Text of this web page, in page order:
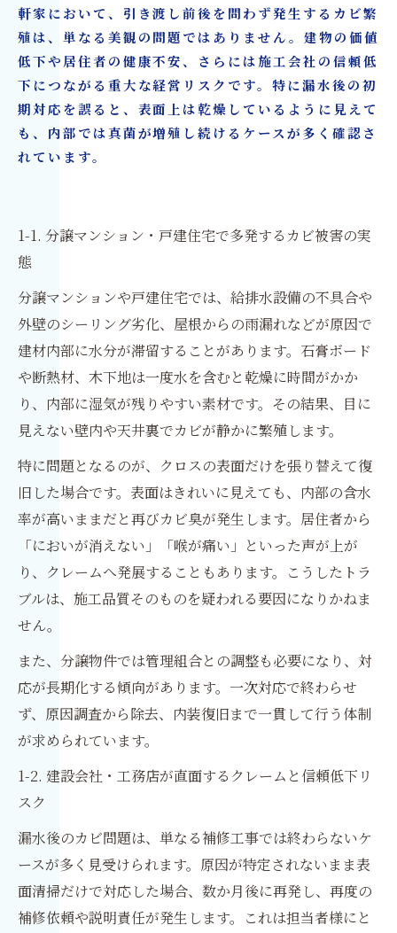
べき対策
10. カビ問題を未然に防ぐための施工フロー改善
カビ取り・カビ対策はカビバスターズ大阪／カ
ビ取リフォーム名古屋/東京
軒家において、引き渡し前後を問わず発生するカビ繁
殖は、単なる美観の問題ではありません。建物の価値
低下や居住者の健康不安、さらには施工会社の信頼低
下につながる重大な経営リスクです。特に漏水後の初
期対応を誤ると、表面上は乾燥しているように見えて
も、内部では真菌が増殖し続けるケースが多く確認さ
れています。
1-1. 分譲マンション・戸建住宅で多発するカビ被害の実
態
分譲マンションや戸建住宅では、給排水設備の不具合や
外壁のシーリング劣化、屋根からの雨漏れなどが原因で
建材内部に水分が滞留することがあります。石膏ボード
や断熱材、木下地は一度水を含むと乾燥に時間がかか
り、内部に湿気が残りやすい素材です。その結果、目に
見えない壁内や天井裏でカビが静かに繁殖します。
特に問題となるのが、クロスの表面だけを張り替えて復
旧した場合です。表面はきれいに見えても、内部の含水
率が高いままだと再びカビ臭が発生します。居住者から
「においが消えない」「喉が痛い」といった声が上が
り、クレームへ発展することもあります。こうしたトラ
ブルは、施工品質そのものを疑われる要因になりかねま
せん。
また、分譲物件では管理組合との調整も必要になり、対
応が長期化する傾向があります。一次対応で終わらせ
ず、原因調査から除去、内装復旧まで一貫して行う体制
が求められています。
1-2. 建設会社・工務店が直面するクレームと信頼低下リ
スク
漏水後のカビ問題は、単なる補修工事では終わらないケ
ースが多く見受けられます。原因が特定されないまま表
面清掃だけで対応した場合、数か月後に再発し、再度の
補修依頼や説明責任が発生します。これは担当者様にと